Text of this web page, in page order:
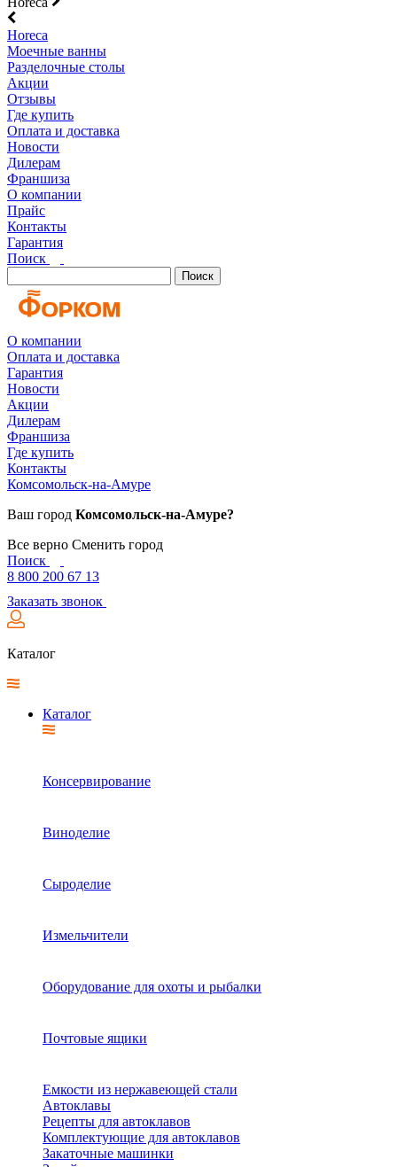
Horeca
Моечные ванны
Разделочные столы
Акции
Отзывы
Где купить
Оплата и доставка
Новости
Дилерам
Франшиза
О компании
Прайс
Контакты
Гарантия
Поиск
Поиск
О компании
Оплата и доставка
Гарантия
Новости
Акции
Дилерам
Франшиза
Где купить
Контакты
Комсомольск-на-Амуре
Ваш город Комсомольск-на-Амуре?
Все верно Сменить город
Поиск
8 800 200 67 13
Заказать звонок
Каталог
Каталог
Консервирование
Виноделие
Сыроделие
Измельчители
Оборудование для охоты и рыбалки
Почтовые ящики
Емкости из нержавеющей стали
Автоклавы
Рецепты для автоклавов
Комплектующие для автоклавов
Закаточные машинки